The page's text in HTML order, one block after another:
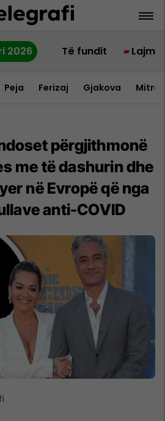
2026 Të fundit Lajme
Peja Ferizaj Gjakova
përgjithmonë
me të dashurin dhe
në Evropë që nga
anti-COVID